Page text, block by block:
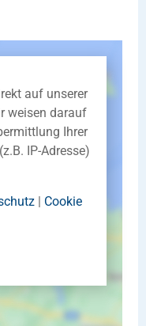
auf unserer
weisen darauf
Ihrer
IP-Adresse)
| Cookie